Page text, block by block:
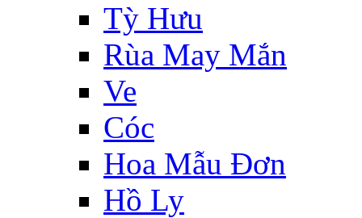
Tỳ Hưu
Rùa May Mắn
Ve
Cóc
Hoa Mẫu Đơn
Hồ Ly